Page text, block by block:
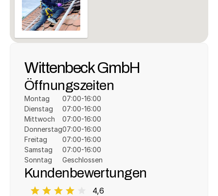
Wittenbeck GmbH
Öffnungszeiten
Montag
Dienstag
Mittwoch
Donnerstag
Freitag
Samstag
Sonntag
07:00-16:00
07:00-16:00
07:00-16:00
07:00-16:00
07:00-16:00
07:00-16:00
Geschlossen
Kundenbewertungen
4,6